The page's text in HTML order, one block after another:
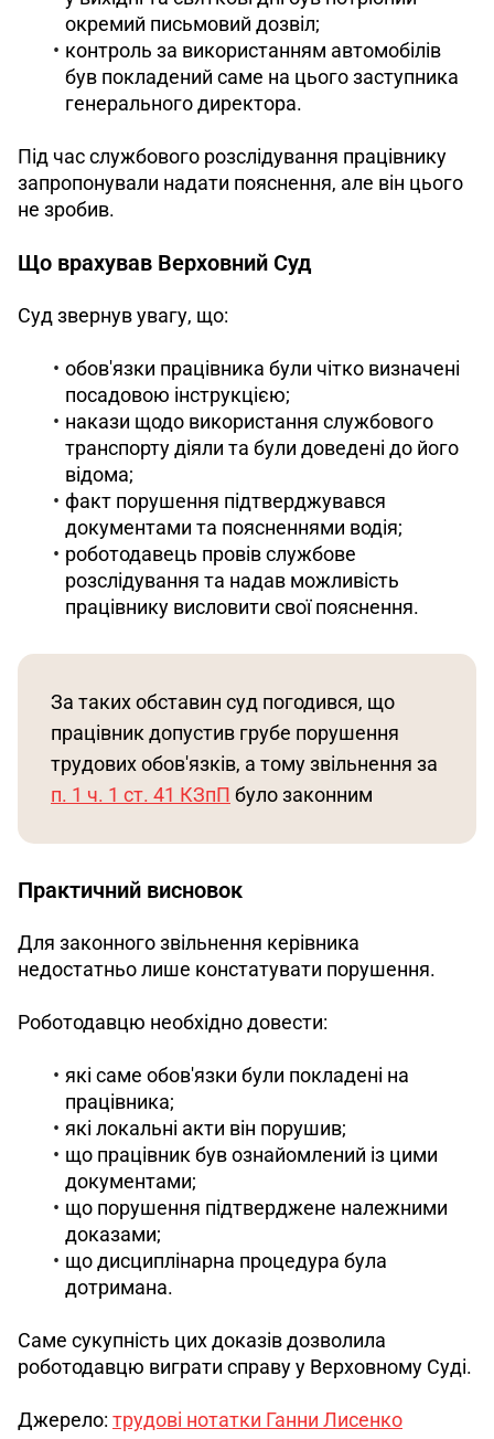
окремий письмовий дозвіл;
контроль за використанням автомобілів
був покладений саме на цього заступника
генерального директора.
Під час службового розслідування працівнику
запропонували надати пояснення, але він цього
не зробив.
Що врахував Верховний Суд
Суд звернув увагу, що:
обов'язки працівника були чітко визначені
посадовою інструкцією;
накази щодо використання службового
транспорту діяли та були доведені до його
відома;
факт порушення підтверджувався
документами та поясненнями водія;
роботодавець провів службове
розслідування та надав можливість
працівнику висловити свої пояснення.
За таких обставин суд погодився, що
працівник допустив грубе порушення
трудових обов'язків, а тому звільнення за
п. 1 ч. 1 ст. 41 КЗпП було законним
Практичний висновок
Для законного звільнення керівника
недостатньо лише констатувати порушення.
Роботодавцю необхідно довести:
які саме обов'язки були покладені на
працівника;
які локальні акти він порушив;
що працівник був ознайомлений із цими
документами;
що порушення підтверджене належними
доказами;
що дисциплінарна процедура була
дотримана.
Саме сукупність цих доказів дозволила
роботодавцю виграти справу у Верховному Суді.
Джерело: трудові нотатки Ганни Лисенко